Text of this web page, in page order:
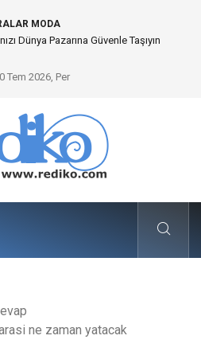
MODA
Nedir ve Neden Önemlidir?
Tem 2026, Per
ne zaman yatacak